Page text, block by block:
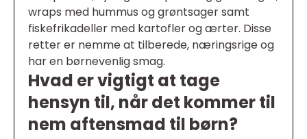
wraps med hummus og grøntsager samt
fiskefrikadeller med kartofler og ærter. Disse
retter er nemme at tilberede, næringsrige og
har en børnevenlig smag.
Hvad er vigtigt at tage
hensyn til, når det kommer til
nem aftensmad til børn?